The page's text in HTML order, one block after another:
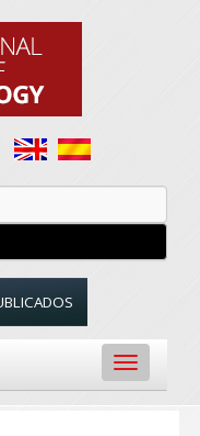
Toggle
navigation